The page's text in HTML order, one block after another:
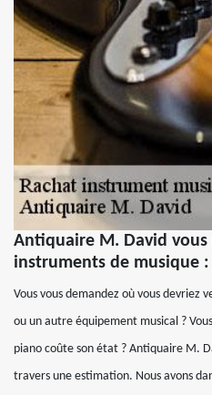
Antiquaire M. David vous
instruments de musique
Vous vous demandez où vous
ou un autre équipement musical ?
piano coûte son état ? Antiquaire M.
travers une estimation. Nous avons